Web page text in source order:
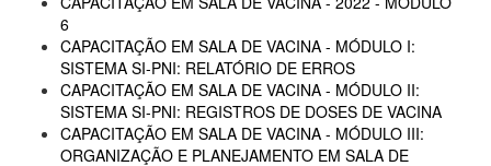
6
CAPACITAÇÃO EM SALA DE VACINA - MÓDULO I:
SISTEMA SI-PNI: RELATÓRIO DE ERROS
CAPACITAÇÃO EM SALA DE VACINA - MÓDULO II:
SISTEMA SI-PNI: REGISTROS DE DOSES DE VACINA
CAPACITAÇÃO EM SALA DE VACINA - MÓDULO III:
ORGANIZAÇÃO E PLANEJAMENTO EM SALA DE